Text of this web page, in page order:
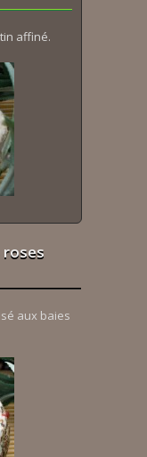
affiné.
aux baies